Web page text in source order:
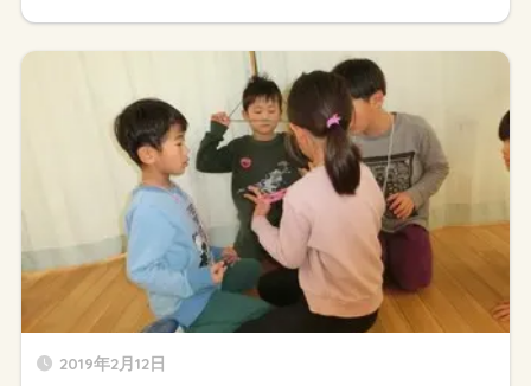
2019年2月12日